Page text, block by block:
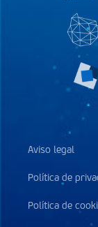
Aviso legal
Política de
Política de